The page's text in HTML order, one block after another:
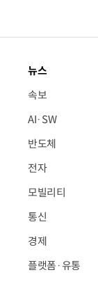
뉴스
속보
AI·SW
반도체
전자
모빌리티
통신
경제
플랫폼·유통